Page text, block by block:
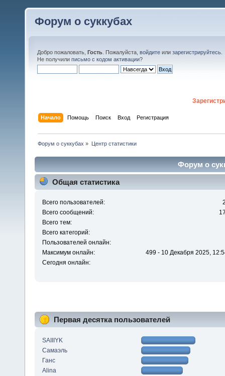
Форум о суккубах
Добро пожаловать, Гость . Пожалуйста, войдите или зарегистрируйтесь
Не получили письмо с кодом активации?
Начало Помощь Поиск Вход Регистрация
Форум о суккубах » Центр статистики
Форум о
Общая статистика
Всего пользователей:
Всего сообщений:
Всего тем:
Всего категорий:
Пользователей онлайн:
Максимум онлайн:
499 - 10 Декабря 2025,
Сегодня онлайн:
Первая десятка пользователей
SAIIIYK
Самаэль
Ганс
Alina